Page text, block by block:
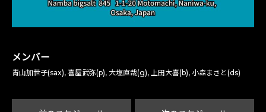
メンバー
青山加世子(sax), 喜屋武弥(p), 大塩直哉(g), 上田大喜(b), 小森まさと(ds)